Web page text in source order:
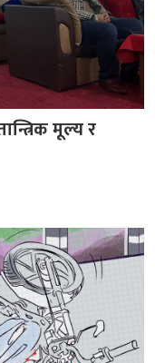
मूल्य र